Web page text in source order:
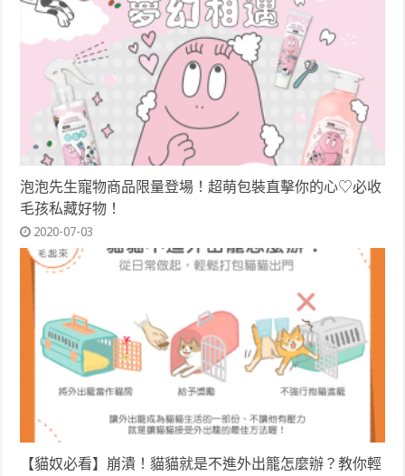
泡泡先生寵物商品限量登場！超萌包裝直擊你的心♡必收
毛孩私藏好物！
2020-07-03
【貓奴必看】崩潰！貓貓就是不進外出籠怎麼辦？教你輕